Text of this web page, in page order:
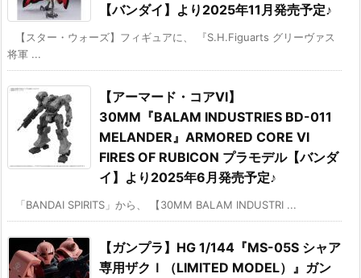
【バンダイ】より2025年11月発売予定♪
【スター・ウォーズ】フィギュアに、 『S.H.Figuarts グリーヴァス
将軍 ...
【アーマード・コアVI】
30MM『BALAM INDUSTRIES BD-011
MELANDER』ARMORED CORE Ⅵ
FIRES OF RUBICON プラモデル【バンダ
イ】より2025年6月発売予定♪
「BANDAI SPIRITS」から、 【30MM BALAM INDUSTRI ...
【ガンプラ】HG 1/144『MS-05S シャア
専用ザクＩ（LIMITED MODEL）』ガン